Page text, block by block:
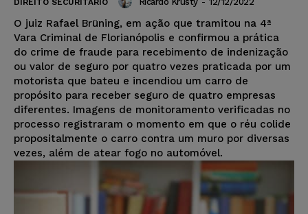
DIREITO SECURITÁRIO
O juiz Rafael Brüning, em ação que tramitou na 4ª
Vara Criminal de Florianópolis e confirmou a prática
do crime de fraude para recebimento de indenização
ou valor de seguro por quatro vezes praticada por um
motorista que bateu e incendiou um carro de
propósito para receber seguro de quatro empresas
diferentes. Imagens de monitoramento verificadas no
processo registraram o momento em que o réu colide
propositalmente o carro contra um muro por diversas
vezes, além de atear fogo no automóvel.